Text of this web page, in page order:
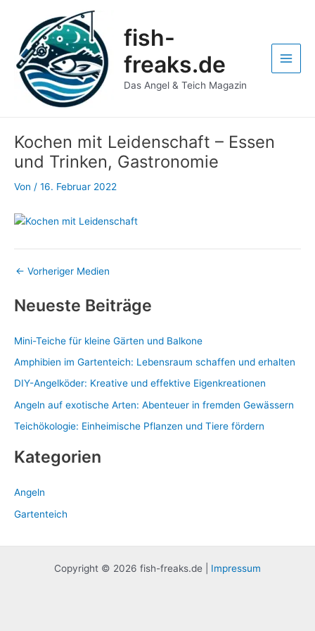
springen
fish-
freaks.de
Das Angel & Teich Magazin
Kochen mit Leidenschaft – Essen
und Trinken, Gastronomie
Von / 16. Februar 2022
navigation
← Vorheriger Medien
Neueste Beiträge
Mini-Teiche für kleine Gärten und Balkone
Amphibien im Gartenteich: Lebensraum schaffen und erhalten
DIY-Angelköder: Kreative und effektive Eigenkreationen
Angeln auf exotische Arten: Abenteuer in fremden Gewässern
Teichökologie: Einheimische Pflanzen und Tiere fördern
Kategorien
Angeln
Gartenteich
Copyright © 2026 fish-freaks.de | Impressum